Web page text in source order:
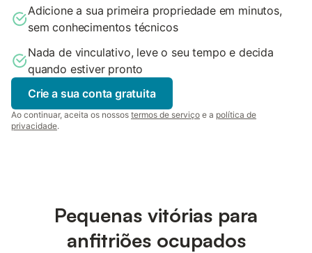
Adicione a sua primeira propriedade em minutos,
sem conhecimentos técnicos
Nada de vinculativo, leve o seu tempo e decida
quando estiver pronto
Crie a sua conta gratuita
Ao continuar, aceita os nossos termos de serviço e a política de
privacidade.
Pequenas vitórias para
anfitriões ocupados